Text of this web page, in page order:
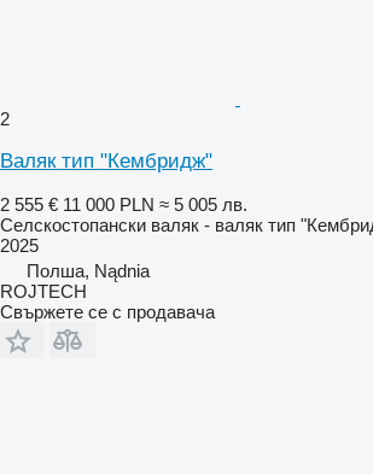
2
Валяк тип "Кембридж"
2 555 € 11 000 PLN ≈ 5 005 лв.
Селскостопански валяк - валяк тип
2025
Полша, Nądnia
ROJTECH
Свържете се с продавача